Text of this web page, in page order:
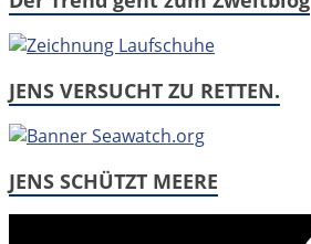
JENS VERSUCHT ZU RETTEN.
JENS SCHÜTZT MEERE